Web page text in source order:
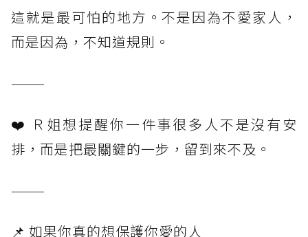
這就是最可怕的地方。不是因為不愛家人，
而是因為，不知道規則。
———
❤️ Ｒ姐想提醒你一件事很多人不是沒有安
排，而是把最關鍵的一步，留到來不及。
———
📌 如果你真的想保護你愛的人